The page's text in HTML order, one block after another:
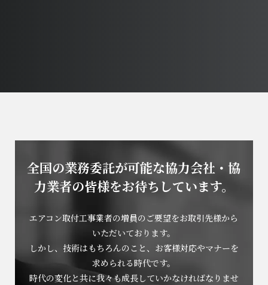
全国の業務委託が可能な協力会社・協
力業者の皆様をお待ちしています。
エアコン取付工事業者の増員のご要望をお取引先様から
いただいております。
しかし、技術はもちろんのこと、お客様対応やマナーを
求められる時代です。
時代の変化と共に我々も成長していかなければなりませ